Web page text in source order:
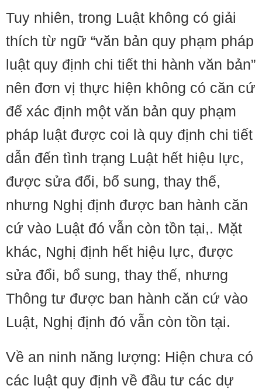
Tuy nhiên, trong Luật không có giải
thích từ ngữ “văn bản quy phạm pháp
luật quy định chi tiết thi hành văn bản”
nên đơn vị thực hiện không có căn cứ
để xác định một văn bản quy phạm
pháp luật được coi là quy định chi tiết
dẫn đến tình trạng Luật hết hiệu lực,
được sửa đổi, bổ sung, thay thế,
nhưng Nghị định được ban hành căn
cứ vào Luật đó vẫn còn tồn tại,. Mặt
khác, Nghị định hết hiệu lực, được
sửa đổi, bổ sung, thay thế, nhưng
Thông tư được ban hành căn cứ vào
Luật, Nghị định đó vẫn còn tồn tại.
Về an ninh năng lượng: Hiện chưa có
các luật quy định về đầu tư các dự